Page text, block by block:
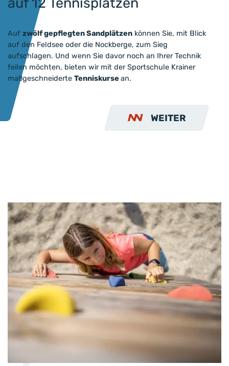
auf 12 Tennisplätzen
Auf zwölf gepflegten Sandplätzen können Sie, mit Blick
auf den Feldsee oder die Nockberge, zum Sieg
aufschlagen. Und wenn Sie davor noch an Ihrer Technik
feilen möchten, bieten wir mit der Sportschule Krainer
maßgeschneiderte Tenniskurse an.
WEITER